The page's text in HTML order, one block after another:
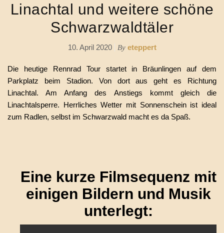
Linachtal und weitere schöne
Schwarzwaldtäler
10. April 2020 By eteppert
Die heutige Rennrad Tour startet in Bräunlingen auf dem
Parkplatz beim Stadion. Von dort aus geht es Richtung
Linachtal. Am Anfang des Anstiegs kommt gleich die
Linachtalsperre. Herrliches Wetter mit Sonnenschein ist ideal
zum Radlen, selbst im Schwarzwald macht es da Spaß.
Eine kurze Filmsequenz mit
einigen Bildern und Musik
unterlegt: